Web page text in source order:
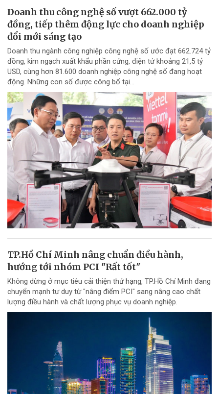
Doanh thu công nghệ số vượt 662.000 tỷ
đồng, tiếp thêm động lực cho doanh nghiệp
đổi mới sáng tạo
Doanh thu ngành công nghiệp công nghệ số ước đạt 662.724 tỷ
đồng, kim ngạch xuất khẩu phần cứng, điện tử khoảng 21,5 tỷ
USD, cùng hơn 81.600 doanh nghiệp công nghệ số đang hoạt
động. Những con số được công bố tại...
TP.Hồ Chí Minh nâng chuẩn điều hành,
hướng tới nhóm PCI "Rất tốt"
Không dừng ở mục tiêu cải thiện thứ hạng, TP.Hồ Chí Minh đang
chuyển mạnh tư duy từ "nâng điểm PCI" sang nâng cao chất
lượng điều hành và chất lượng phục vụ doanh nghiệp.